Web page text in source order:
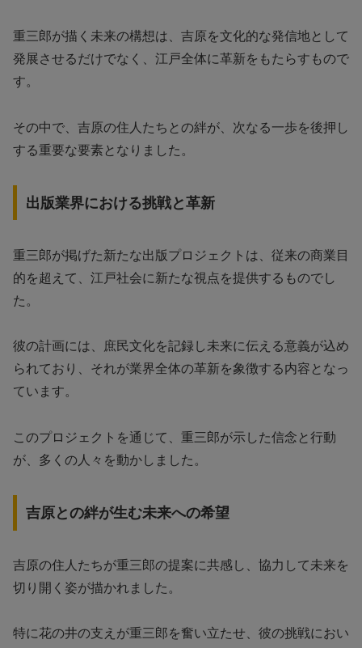
重三郎が描く未来の構想は、吉原を文化的な発信地として
発展させるだけでなく、江戸全体に革新をもたらすもので
す。
その中で、吉原の住人たちとの絆が、次なる一歩を後押し
する重要な要素となりました。
出版業界における挑戦と革新
重三郎が掲げた新たな出版プロジェクトは、従来の商業目
的を超えて、江戸社会に新たな視点を提供するものでし
た。
彼の計画には、庶民文化を記録し未来に伝える意義が込め
られており、それが業界全体の革新を象徴する内容となっ
ています。
このプロジェクトを通じて、重三郎が示した信念と行動
が、多くの人々を動かしました。
吉原との絆が生む未来への希望
吉原の住人たちが重三郎の提案に共感し、協力して未来を
切り開く姿が描かれました。
特に花の井の支えが重三郎を奮い立たせ、彼の挑戦におい